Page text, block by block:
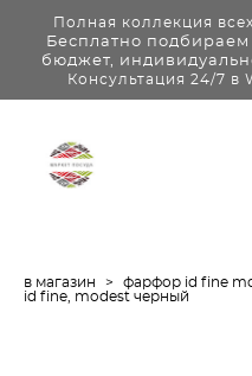
Полная коллекция
Бесплатно
бюджет,
Консультация 24/7 в
в магазин > фарфор id fine
id fine, modest черный